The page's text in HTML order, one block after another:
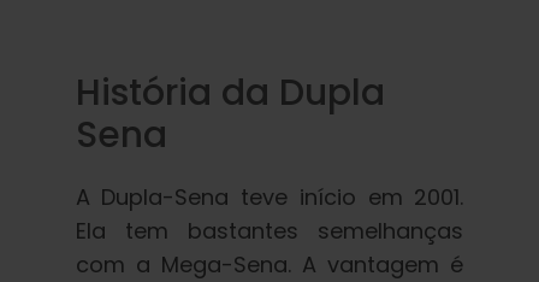
História da Dupla
Sena
A Dupla-Sena teve início em 2001.
Ela tem bastantes semelhanças
com a Mega-Sena. A vantagem é